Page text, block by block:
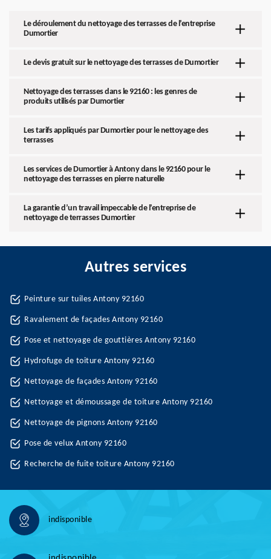
Le déroulement du nettoyage des terrasses de l’entreprise
Dumortier
Le devis gratuit sur le nettoyage des terrasses de Dumortier
Nettoyage des terrasses dans le 92160 : les genres de
produits utilisés par Dumortier
Les tarifs appliqués par Dumortier pour le nettoyage des
terrasses
Les services de Dumortier à Antony dans le 92160 pour le
nettoyage des terrasses en pierre naturelle
La garantie d’un travail impeccable de l’entreprise de
nettoyage de terrasses Dumortier
Autres services
Peinture sur tuiles Antony 92160
Ravalement de façades Antony 92160
Pose et nettoyage de gouttières Antony 92160
Hydrofuge de toiture Antony 92160
Nettoyage de façades Antony 92160
Nettoyage et démoussage de toiture Antony 92160
Nettoyage de pignons Antony 92160
Pose de velux Antony 92160
Recherche de fuite toiture Antony 92160
indisponible